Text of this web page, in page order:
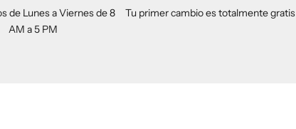
de Lunes a Viernes de 8
AM a 5 PM
Tu primer cambio es totalmente gratis